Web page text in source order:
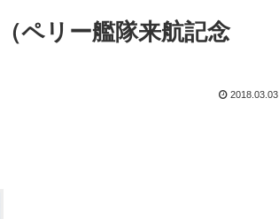
ペリー艦隊来航記念
2018.03.03